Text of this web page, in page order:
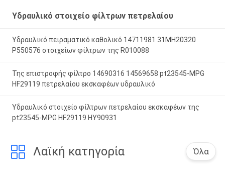
Υδραυλικό στοιχείο φίλτρων πετρελαίου
Υδραυλικό πειραματικό καθολικό 14711981 31MH20320
P550576 στοιχείων φίλτρων της R010088
Της επιστροφής φίλτρο 14690316 14569658 pt23545-MPG
HF29119 πετρελαίου εκσκαφέων υδραυλικό
Υδραυλικό στοιχείο φίλτρων πετρελαίου εκσκαφέων της
pt23545-MPG HF29119 HY90931
Λαϊκή κατηγορία Όλα